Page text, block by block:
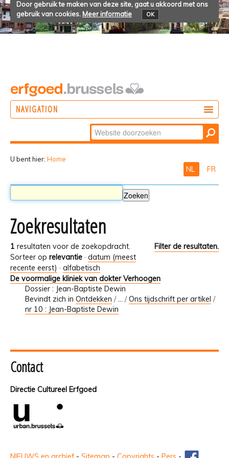
Door gebruik te maken van deze site, gaat u akkoord met ons
gebruik van cookies. Meer informatie OK
NAVIGATION
Zoek
Geavanceerd
U bent hier: Home
NL FR
Zoekresultaten
1 resultaten voor de zoekopdracht.
Filter de resultaten.
Sorteer op relevantie · datum (meest
recente eerst) · alfabetisch
De voormalige kliniek van dokter Verhoogen
Dossier : Jean-Baptiste Dewin
Bevindt zich in Ontdekken /… /Ons tijdschrift per artikel /
nr 10 : Jean-Baptiste Dewin
Contact
Directie Cultureel Erfgoed